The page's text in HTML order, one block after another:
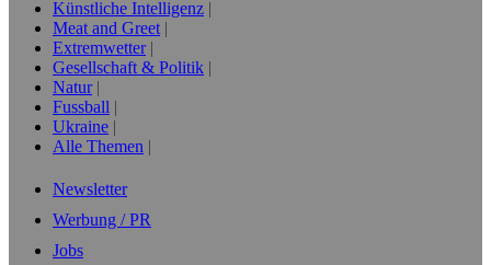
Künstliche Intelligenz
Meat and Greet
Extremwetter
Gesellschaft & Politik
Natur
Fussball
Ukraine
Alle Themen
Newsletter
Werbung / PR
Jobs